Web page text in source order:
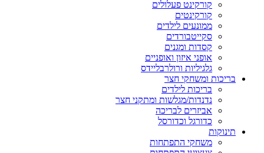
קורקינט פעלולים
קורקינטים
ממונעים לילדים
סקייטבורדים
קסדות ומגנים
אופני איזון ואופניים
גלגיליות ורולרבליידס
בריכות ומשחקי חצר
בריכות לילדים
נדנדות/מגלשות ומתקני חצר
אביזרים לבריכה
כדורגל וכדורסל
תינוקות
משחקי התפתחות